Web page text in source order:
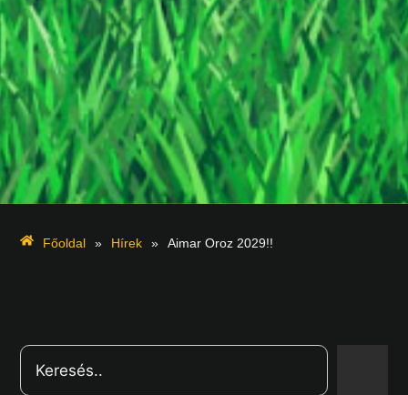
Főoldal » Hírek » Aimar Oroz 2029!!